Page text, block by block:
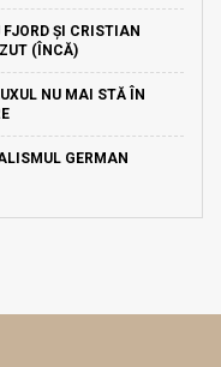
ȘI CRISTIAN
(ÎNCĂ)
NU MAI STĂ ÎN
GERMAN